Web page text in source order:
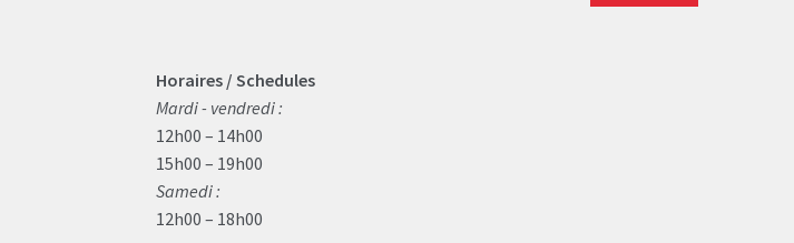
Horaires / Schedules
Mardi - vendredi :
12h00 – 14h00
15h00 – 19h00
Samedi :
12h00 – 18h00